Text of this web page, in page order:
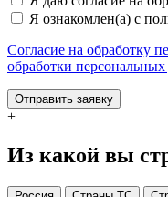
Я ознакомлен(а) с
Согласие на обработку
обработки
Отправить заявку
+
Из какой вы